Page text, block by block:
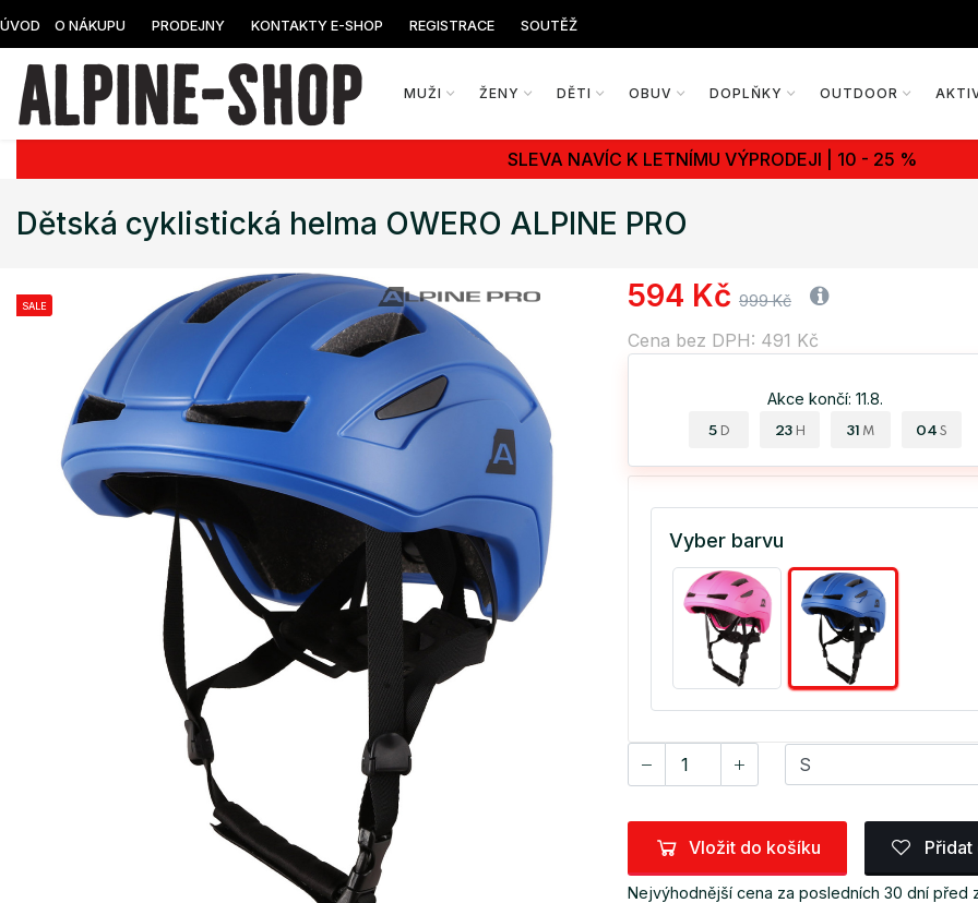
ÚVOD O NÁKUPU PRODEJNY KONTAKTY E-SHOP REGISTRACE SOUTĚŽ
MUŽI ŽENY DĚTI OBUV DOPLŇKY OUTDOOR
SLEVA NAVÍC K LETNÍMU VÝPRODEJI | 10 - 25 %
Dětská cyklistická helma OWERO ALPINE PRO
SALE 594 Kč 999 Kč
Cena bez DPH: 491 Kč
Akce končí: 11.8.
5 D 23 H 31 M 03 S
Vyber barvu
Vložit do košíku
Nejvýhodnější cena za posledních 30 dní před